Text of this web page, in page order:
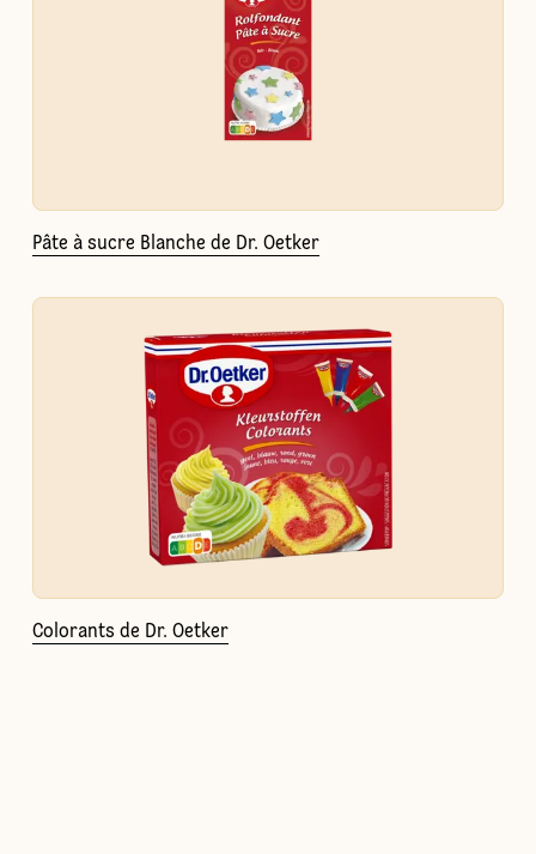
Pâte à sucre Blanche de Dr. Oetker
Colorants de Dr. Oetker